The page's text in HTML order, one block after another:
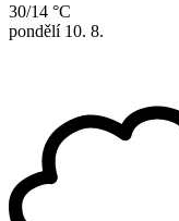
30/14 °C
pondělí 10. 8.